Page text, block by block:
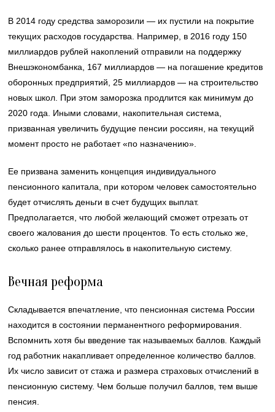
В 2014 году средства заморозили — их пустили на покрытие
текущих расходов государства. Например, в 2016 году 150
миллиардов рублей накоплений отправили на поддержку
Внешэкономбанка, 167 миллиардов — на погашение кредитов
оборонных предприятий, 25 миллиардов — на строительство
новых школ. При этом заморозка продлится как минимум до
2020 года. Иными словами, накопительная система,
призванная увеличить будущие пенсии россиян, на текущий
момент просто не работает «по назначению».
Ее призвана заменить концепция индивидуального
пенсионного капитала, при котором человек самостоятельно
будет отчислять деньги в счет будущих выплат.
Предполагается, что любой желающий сможет отрезать от
своего жалования до шести процентов. То есть столько же,
сколько ранее отправлялось в накопительную систему.
Вечная реформа
Складывается впечатление, что пенсионная система России
находится в состоянии перманентного реформирования.
Вспомнить хотя бы введение так называемых баллов. Каждый
год работник накапливает определенное количество баллов.
Их число зависит от стажа и размера страховых отчислений в
пенсионную систему. Чем больше получил баллов, тем выше
пенсия.